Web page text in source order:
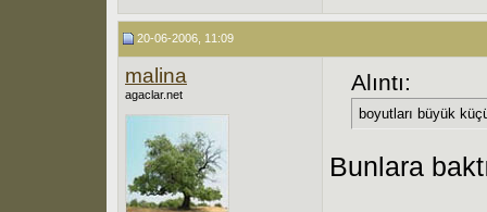
20-06-2006, 11:09
malina
agaclar.net Alıntı:
boyutları büyük
Bunlara